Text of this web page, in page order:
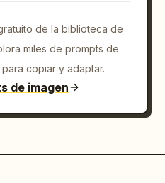
de la biblioteca de
miles de prompts de
copiar y adaptar.
de imagen